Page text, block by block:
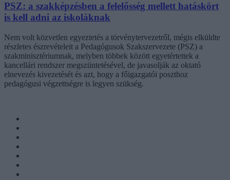
PSZ: a szakképzésben a felelősség mellett hatáskört
is kell adni az iskoláknak
Nem volt közvetlen egyeztetés a törvénytervezetről, mégis elküldte
részletes észrevételeit a Pedagógusok Szakszervezete (PSZ) a
szakminisztériumnak, melyben többek között egyetértettek a
kancellári rendszer megszüntetésével, de javasolják az oktató
elnevezés kivezetését és azt, hogy a főigazgatói poszthoz
pedagógusi végzettségre is legyen szükség.